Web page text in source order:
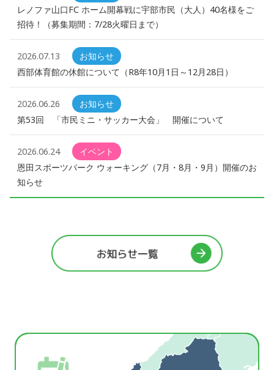
レノファ山口FC ホーム開幕戦に宇部市民（大人）40名様をご
招待！（募集期間：7/28火曜日まで）
2026.07.13
お知らせ
西部体育館の休館について（R8年10月1日～12月28日）
2026.06.26
お知らせ
第53回 「市民ミニ・サッカー大会」 開催について
2026.06.24
イベント
恩田スポーツパーク ウォーキング（7月・8月・9月）開催のお
知らせ